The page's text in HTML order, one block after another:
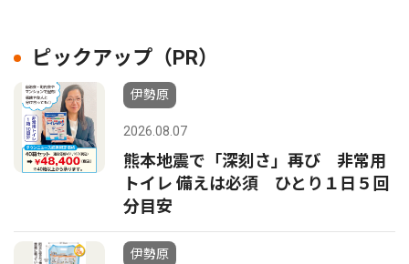
ピックアップ（PR）
伊勢原
2026.08.07
熊本地震で「深刻さ」再び 非常用
トイレ 備えは必須 ひとり１日５回
分目安
伊勢原